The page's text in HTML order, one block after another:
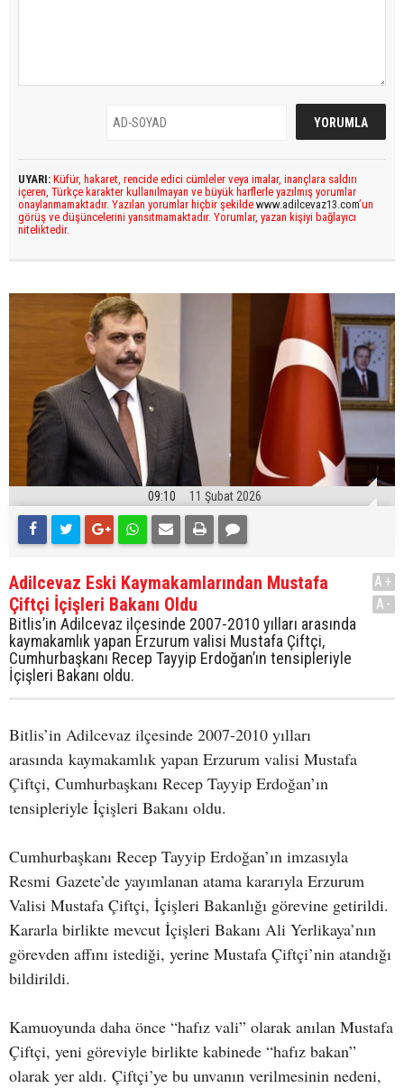
UYARI: Küfür, hakaret, rencide edici cümleler veya imalar, inançlara saldırı
içeren, Türkçe karakter kullanılmayan ve büyük harflerle yazılmış yorumlar
onaylanmamaktadır. Yazılan yorumlar hiçbir şekilde www.adilcevaz13.com’un
görüş ve düşüncelerini yansıtmamaktadır. Yorumlar, yazan kişiyi bağlayıcı
niteliktedir.
09:10 11 Şubat 2026
Adilcevaz Eski Kaymakamlarından Mustafa
Çiftçi İçişleri Bakanı Oldu
Bitlis’in Adilcevaz ilçesinde 2007-2010 yılları arasında
kaymakamlık yapan Erzurum valisi Mustafa Çiftçi,
Cumhurbaşkanı Recep Tayyip Erdoğan’ın tensipleriyle
İçişleri Bakanı oldu.
A+
A-
Bitlis’in Adilcevaz ilçesinde 2007-2010 yılları
arasında kaymakamlık yapan Erzurum valisi Mustafa
Çiftçi, Cumhurbaşkanı Recep Tayyip Erdoğan’ın
tensipleriyle İçişleri Bakanı oldu.
Cumhurbaşkanı Recep Tayyip Erdoğan’ın imzasıyla
Resmi Gazete’de yayımlanan atama kararıyla Erzurum
Valisi Mustafa Çiftçi, İçişleri Bakanlığı görevine getirildi.
Kararla birlikte mevcut İçişleri Bakanı Ali Yerlikaya’nın
görevden affını istediği, yerine Mustafa Çiftçi’nin atandığı
bildirildi.
Kamuoyunda daha önce “hafız vali” olarak anılan Mustafa
Çiftçi, yeni göreviyle birlikte kabinede “hafız bakan”
olarak yer aldı. Çiftçi’ye bu unvanın verilmesinin nedeni,